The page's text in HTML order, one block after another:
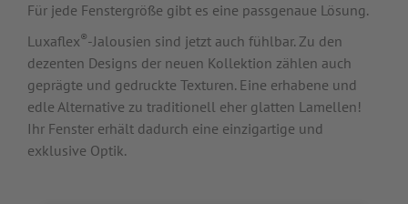
Für jede Fenstergröße gibt es eine passgenaue Lösung.
Luxaflex®-Jalousien sind jetzt auch fühlbar. Zu den
dezenten Designs der neuen Kollektion zählen auch
geprägte und gedruckte Texturen. Eine erhabene und
edle Alternative zu traditionell eher glatten Lamellen!
Ihr Fenster erhält dadurch eine einzigartige und
exklusive Optik.